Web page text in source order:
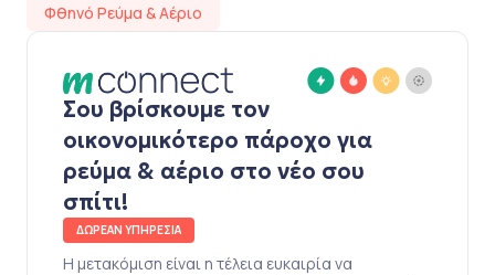
Φθηνό Ρεύμα & Αέριο
Σου βρίσκουμε τον
οικονομικότερο πάροχο για
ρεύμα & αέριο στο νέο σου
σπίτι!
ΔΩΡΕΑΝ ΥΠΗΡΕΣΙΑ
Η μετακόμιση είναι η τέλεια ευκαιρία να